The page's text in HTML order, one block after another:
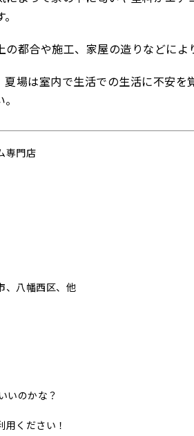
の都合や施工、家屋の造りなどによ
場は室内で生活での生活に不安を
専門店
、八幡西区、他
いのかな？
ください！